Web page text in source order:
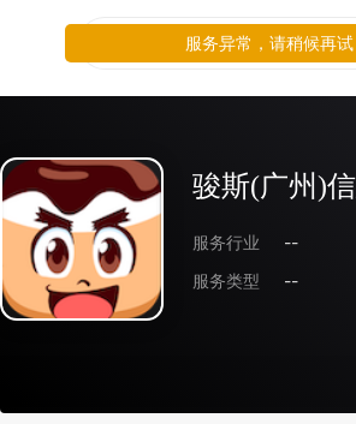
骏斯(广州)
服务行业
--
服务类型
--
服务异常，请稍候再试